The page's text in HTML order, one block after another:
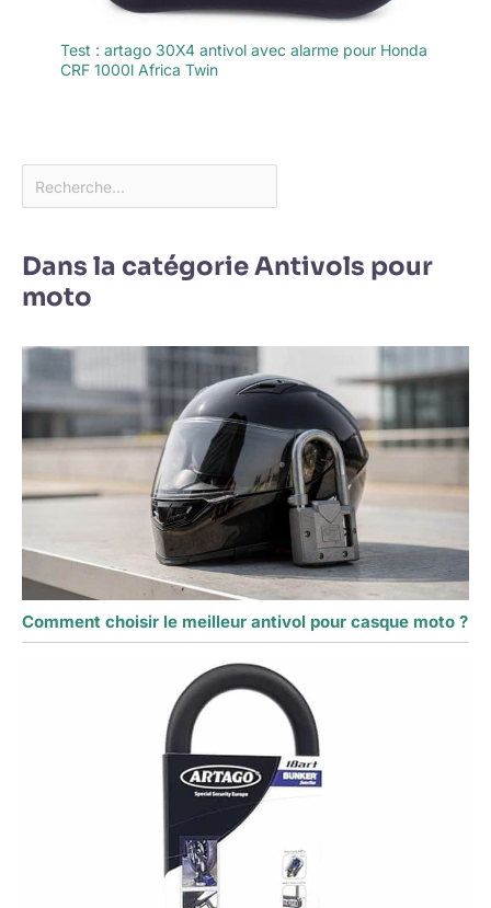
Test : artago 30X4 antivol avec alarme pour Honda
CRF 1000l Africa Twin
Dans la catégorie Antivols pour
moto
Comment choisir le meilleur antivol pour casque moto ?